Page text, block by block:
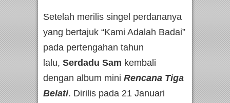
Setelah merilis singel perdananya
yang bertajuk “Kami Adalah Badai”
pada pertengahan tahun
lalu, Serdadu Sam kembali
dengan album mini Rencana Tiga
Belati. Dirilis pada 21 Januari